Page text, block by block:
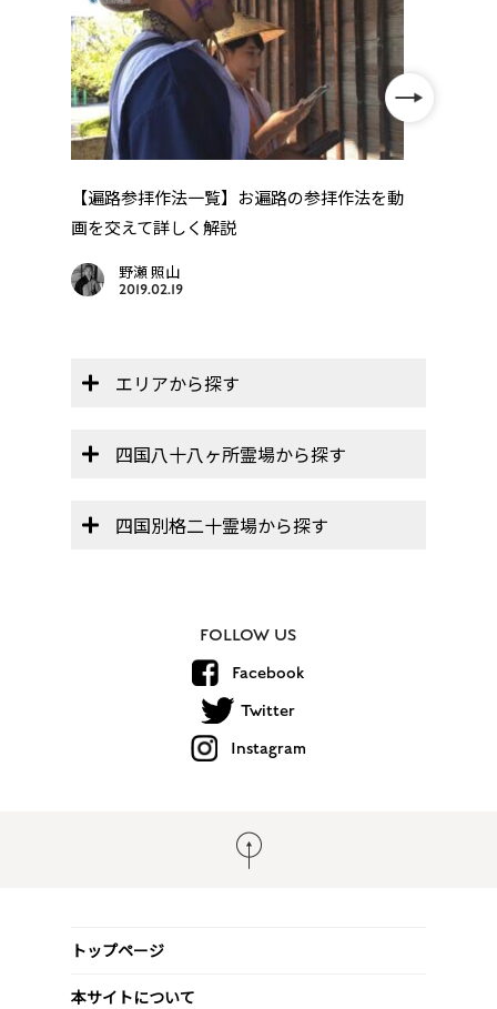
【遍路参拝作法一覧】お遍路の参拝作法を動
画を交えて詳しく解説
野瀬 照山
2019.02.19
エリアから探す
四国八十八ヶ所霊場から探す
四国別格二十霊場から探す
FOLLOW US
Facebook
Twitter
Instagram
トップページ
本サイトについて